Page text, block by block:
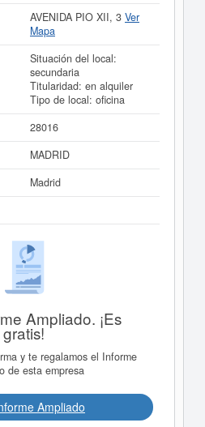
AVENIDA PIO XII, 3 Ver
Mapa
Situación del local:
secundaria
Titularidad: en alquiler
Tipo de local: oficina
28016
MADRID
Madrid
Ampliado. ¡Es
gratis!
y te regalamos el Informe
de esta empresa
Ampliado